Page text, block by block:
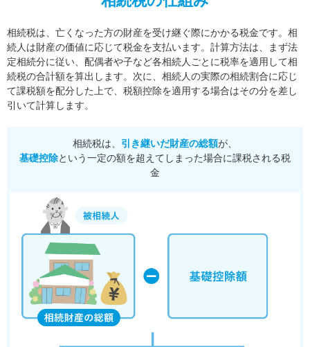
相続税は、亡くなった方の財産を受け継ぐ際にかかる税金です。相
続人は財産の価値に応じて税金を支払います。 計算方法は、まず法
定相続分に従い、配偶者や子など各相続人ごとに税率を適用して相
続税の合計額を算出します。 次に、相続人の実際の相続割合に応じ
て課税額を配分した上で、税額控除を適用する場合はその分を差し
引いて計算します。
相続税は、 引き継いだ財産の総額が、
基礎控除という一定の額を超えてしまった場合に課税される税
金